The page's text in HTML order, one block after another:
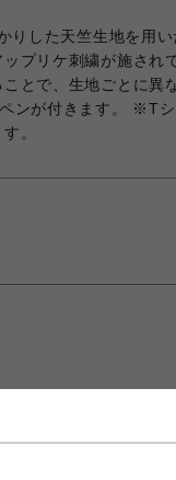
りした天竺生地を用
プリケ刺繍が施され
とで、生地ごとに異
ンが付きます。 ※T
。